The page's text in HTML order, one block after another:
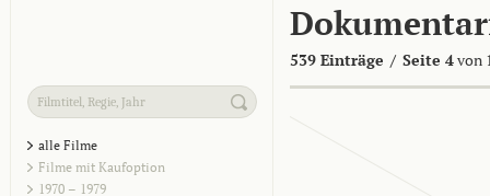
539 Einträge / Seite 4von
alle Filme
Filme mit Kaufoption
1970 – 1979